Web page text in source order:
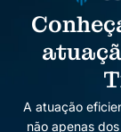
A atuação
não apenas